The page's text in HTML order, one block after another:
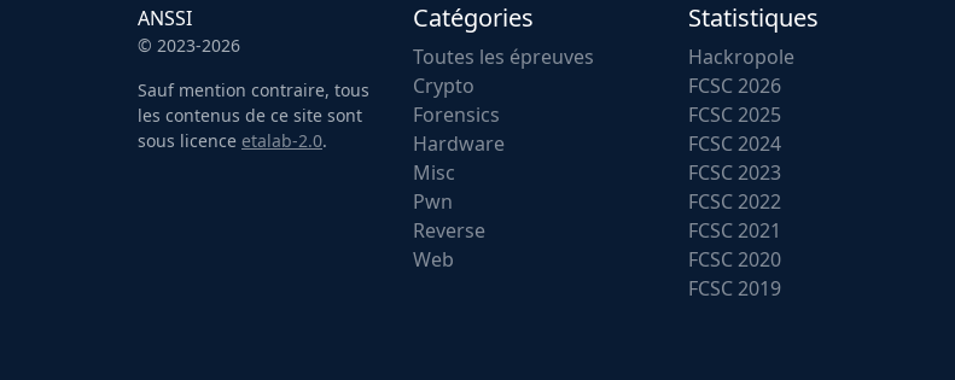
ANSSI
© 2023-2026
Sauf mention contraire, tous
les contenus de ce site sont
sous licence etalab-2.0.
Catégories
Toutes les épreuves
Crypto
Forensics
Hardware
Misc
Pwn
Reverse
Web
Statistiques
Hackropole
FCSC 2026
FCSC 2025
FCSC 2024
FCSC 2023
FCSC 2022
FCSC 2021
FCSC 2020
FCSC 2019